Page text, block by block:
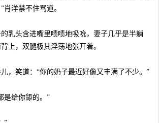
肖洋禁不住骂道。
头含进嘴里啧啧地吸吮，妻子几乎是半躺
上，双腿极其淫荡地张开着。
笑道：“你的奶子最近好像又丰满了不少。”
给你舔的。”